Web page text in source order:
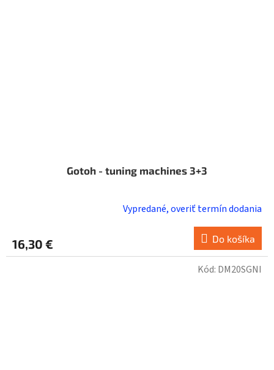
Gotoh - tuning machines 3+3
Vypredané, overiť termín dodania
16,30 € Do košíka
Kód: DM20SGNI